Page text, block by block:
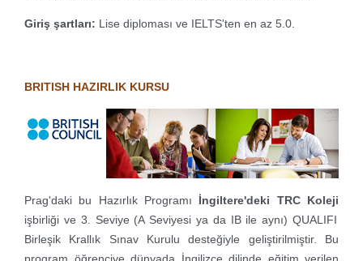
Giriş şartları: Lise diploması ve IELTS'ten en az 5.0.
BRITISH HAZIRLIK KURSU
Prag'daki bu Hazırlık Programı İngiltere'deki TRC Koleji
işbirliği ve 3. Seviye (A Seviyesi ya da IB ile aynı) QUALIFI
Birleşik Krallık Sınav Kurulu desteğiyle geliştirilmiştir. Bu